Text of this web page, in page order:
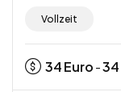
Vollzeit
34Euro -34